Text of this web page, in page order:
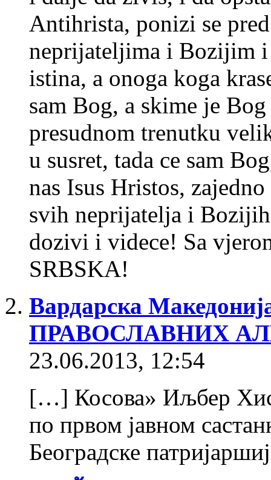
Antihrista, ponizi se
neprijateljima i Bozijim
istina, a onoga koga
sam Bog, a skime je
presudnom trenutku
u susret, tada ce sam
nas Isus Hristos,
svih neprijatelja i
dozivi i videce! Sa
SRBSKA!
Вардарска
ПРАВОСЛАВНИХ
23.06.2013, 12:54
[…] Косова» Иљбер
по првом јавном
Београдске